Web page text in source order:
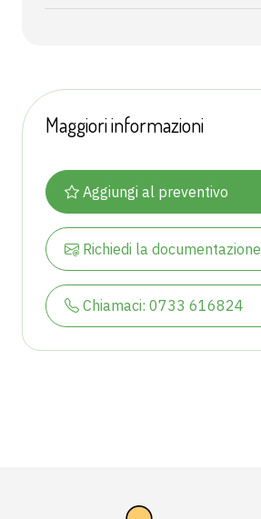
Maggiori informazioni
Aggiungi al preventivo
Richiedi la documentazione
Chiamaci: 0733 616824